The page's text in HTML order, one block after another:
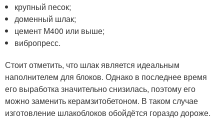
крупный песок;
доменный шлак;
цемент М400 или выше;
вибропресс.
Стоит отметить, что шлак является идеальным
наполнителем для блоков. Однако в последнее время
его выработка значительно снизилась, поэтому его
можно заменить керамзитобетоном. В таком случае
изготовление шлакоблоков обойдётся гораздо дороже.